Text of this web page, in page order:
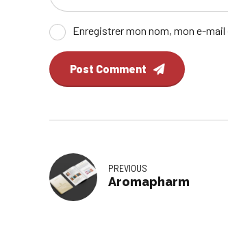
Enregistrer mon nom, mon e-
Post Comment
PREVIOUS
Aromapharm